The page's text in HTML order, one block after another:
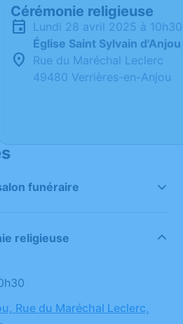
Cérémonie religieuse
lundi 28 avril 2025 à 10h30
Église Saint Sylvain
Rue du Maréchal Leclerc
49480 Verrières-en-Anjou
funéraire
religieuse
Rue du Maréchal Leclerc,